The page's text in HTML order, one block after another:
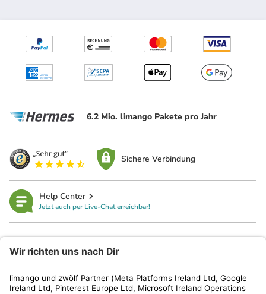
6.2 Mio. limango Pakete pro Jahr
Sichere Verbindung
Help Center
Jetzt auch per Live-Chat erreichbar!